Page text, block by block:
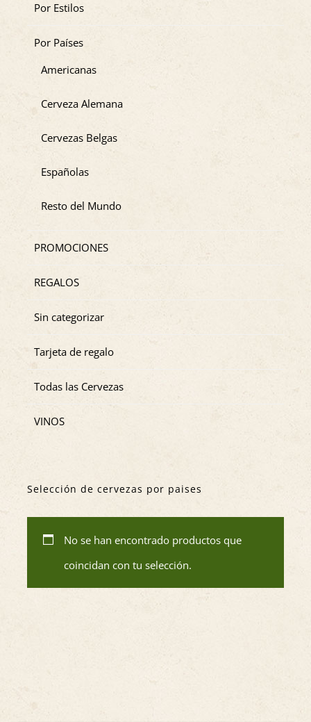
Por Estilos
Por Países
Americanas
Cerveza Alemana
Cervezas Belgas
Españolas
Resto del Mundo
PROMOCIONES
REGALOS
Sin categorizar
Tarjeta de regalo
Todas las Cervezas
VINOS
Selección de cervezas por paises
No se han encontrado productos que
coincidan con tu selección.